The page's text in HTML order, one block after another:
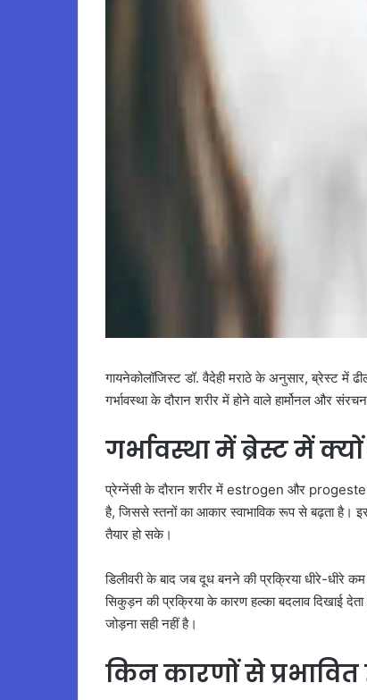
गायनेकोलॉजिस्ट डॉ. वैदेही मराठे के अनुसार, ब्रेस्ट में
गर्भावस्था के दौरान शरीर में होने वाले हार्मोनल और
गर्भावस्था में ब्रेस्ट में
प्रेग्नेंसी के दौरान शरीर में estrogen और
है, जिससे स्तनों का आकार स्वाभाविक रूप से बढ़ता है।
तैयार हो सके।
डिलीवरी के बाद जब दूध बनने की प्रक्रिया धीरे-धीरे
सिकुड़न की प्रक्रिया के कारण हल्का बदलाव दिखाई
जोड़ना सही नहीं है।
किन कारणों से प्रभावित